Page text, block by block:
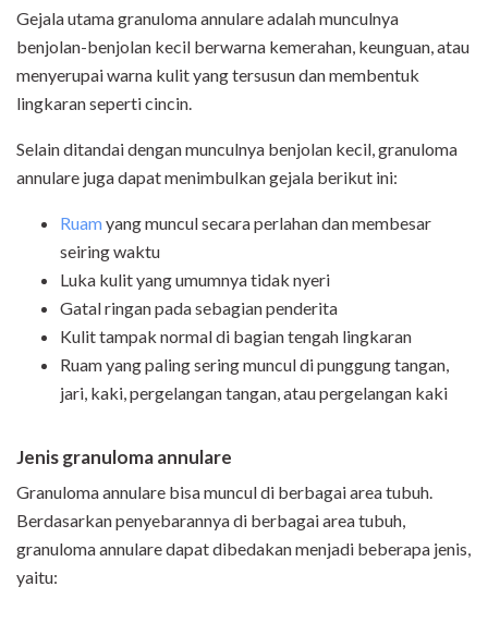
Gejala utama granuloma annulare adalah munculnya
benjolan-benjolan kecil berwarna kemerahan, keunguan, atau
menyerupai warna kulit yang tersusun dan membentuk
lingkaran seperti cincin.
Selain ditandai dengan munculnya benjolan kecil, granuloma
annulare juga dapat menimbulkan gejala berikut ini:
Ruamyang muncul secara perlahan dan membesar
seiring waktu
Luka kulit yang umumnya tidak nyeri
Gatal ringan pada sebagian penderita
Kulit tampak normal di bagian tengah lingkaran
Ruam yang paling sering muncul di punggung tangan,
jari, kaki, pergelangan tangan, atau pergelangan kaki
Jenis granuloma annulare
Granuloma annulare bisa muncul di berbagai area tubuh.
Berdasarkan penyebarannya di berbagai area tubuh,
granuloma annulare dapat dibedakan menjadi beberapa jenis,
yaitu: